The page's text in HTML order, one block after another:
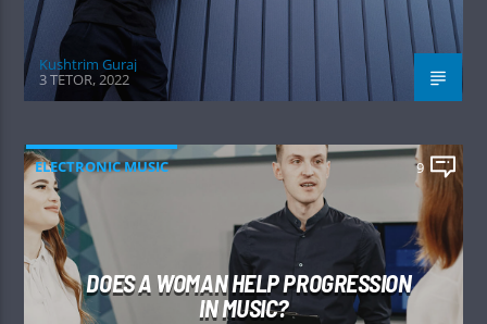
Kushtrim Guraj
3 TETOR, 2022
ELECTRONIC MUSIC 9
DOES A WOMAN HELP PROGRESSION
IN MUSIC?